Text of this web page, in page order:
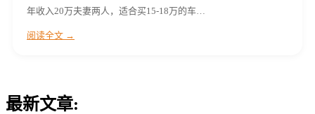
年收入20万夫妻两人，适合买15-18万的车…
阅读全文 →
最新文章: